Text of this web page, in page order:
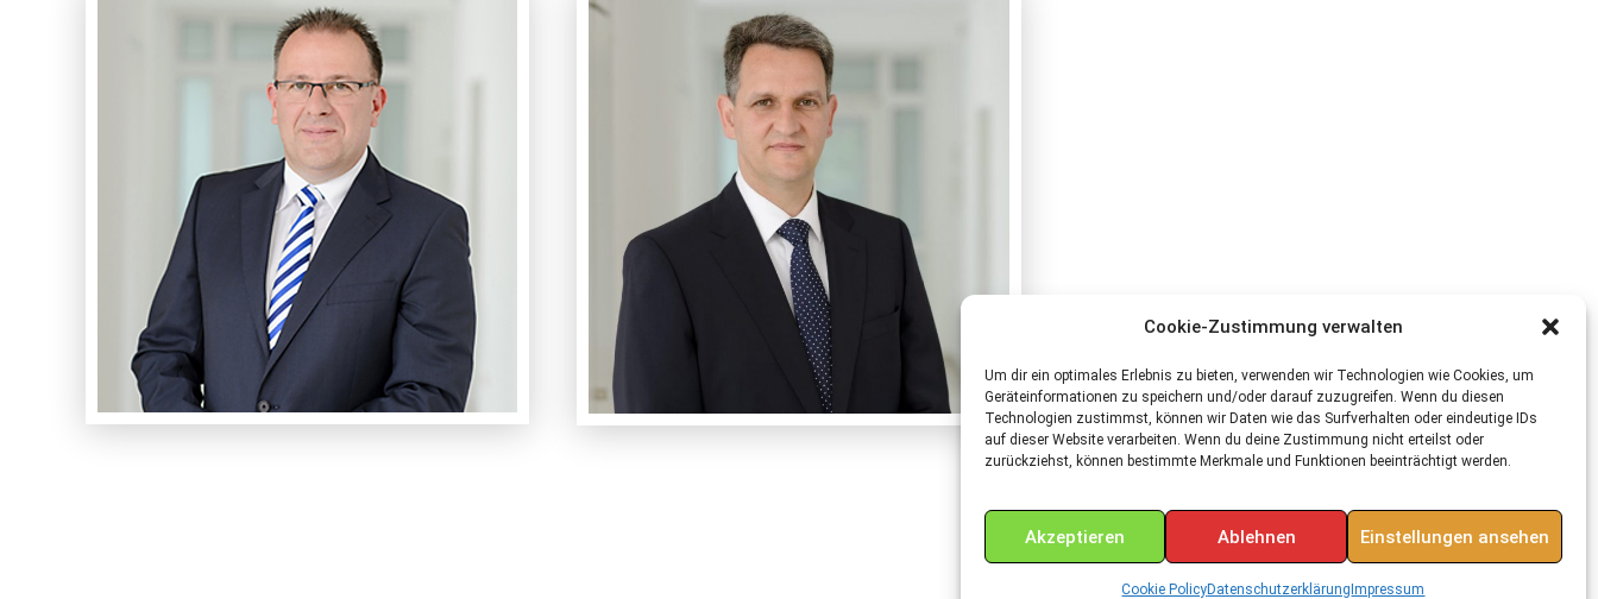
Cookie-Zustimmung verwalten
Um dir ein optimales Erlebnis zu bieten, verwenden wir Technologien wie Cookies, um
Geräteinformationen zu speichern und/oder darauf zuzugreifen. Wenn du diesen
Technologien zustimmst, können wir Daten wie das Surfverhalten oder eindeutige IDs
auf dieser Website verarbeiten. Wenn du deine Zustimmung nicht erteilst oder
zurückziehst, können bestimmte Merkmale und Funktionen beeinträchtigt werden.
Akzeptieren Ablehnen Einstellungen ansehen
Cookie PolicyDatenschutzerklärung Impressum
Ihr Ansprechpartner
Wolfgang Poppe
+49–89-899 488 80
Ihr Ansprechpartner
Dr. Diekmann
+49–89-899488 80